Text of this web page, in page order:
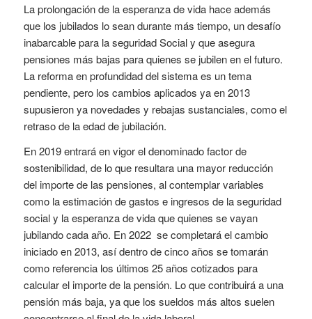
La prolongación de la esperanza de vida hace además
que los jubilados lo sean durante más tiempo, un desafío
inabarcable para la seguridad Social y que asegura
pensiones más bajas para quienes se jubilen en el futuro.
La reforma en profundidad del sistema es un tema
pendiente, pero los cambios aplicados ya en 2013
supusieron ya novedades y rebajas sustanciales, como el
retraso de la edad de jubilación.
En 2019 entrará en vigor el denominado factor de
sostenibilidad, de lo que resultara una mayor reducción
del importe de las pensiones, al contemplar variables
como la estimación de gastos e ingresos de la seguridad
social y la esperanza de vida que quienes se vayan
jubilando cada año. En 2022 se completará el cambio
iniciado en 2013, así dentro de cinco años se tomarán
como referencia los últimos 25 años cotizados para
calcular el importe de la pensión. Lo que contribuirá a una
pensión más baja, ya que los sueldos más altos suelen